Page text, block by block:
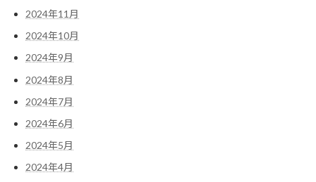
2024年11月
2024年10月
2024年9月
2024年8月
2024年7月
2024年6月
2024年5月
2024年4月